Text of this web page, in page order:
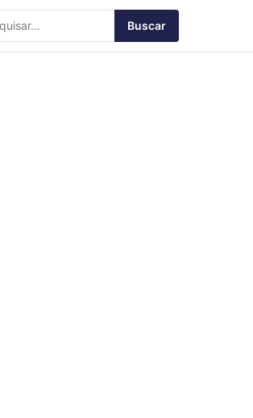
Buscar